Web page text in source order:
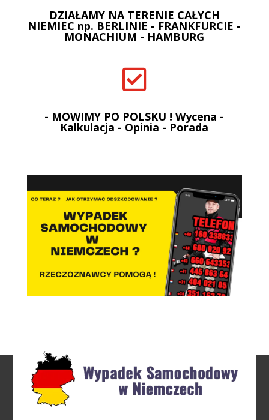
DZIAŁAMY NA TERENIE CAŁYCH
NIEMIEC np. BERLINIE - FRANKFURCIE -
MONACHIUM - HAMBURG

- MOWIMY PO POLSKU ! Wycena -
Kalkulacja - Opinia - Porada